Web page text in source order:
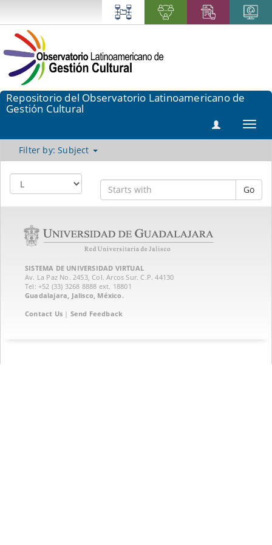
Repositorio del Observatorio Latinoamericano de
Gestión Cultural
Filter by: Subject
Go
SISTEMA DE UNIVERSIDAD VIRTUAL
Av. La Paz No. 2453, Col. Arcos Sur. C.P. 44130
Tel: +52 (33) 3268 8888‏ ext. 18801
Guadalajara, Jalisco, México.
Contact Us | Send Feedback